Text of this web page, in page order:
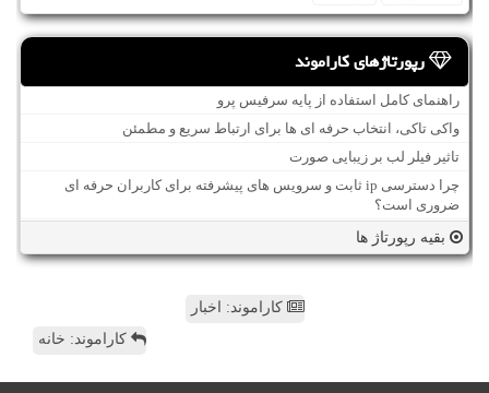
رپورتاژهای کاراموند
راهنمای کامل استفاده از پایه سرفیس پرو
واکی تاکی، انتخاب حرفه ای ها برای ارتباط سریع و مطمئن
تاثیر فیلر لب بر زیبایی صورت
چرا دسترسی ip ثابت و سرویس های پیشرفته برای کاربران حرفه ای
ضروری است؟
بقیه رپورتاژ ها
کاراموند: اخبار
کاراموند: خانه